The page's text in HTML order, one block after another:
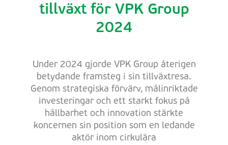
tillväxt för VPK Group
2024
Under 2024 gjorde VPK Group återigen
betydande framsteg i sin tillväxtresa.
Genom strategiska förvärv, målinriktade
investeringar och ett starkt fokus på
hållbarhet och innovation stärkte
koncernen sin position som en ledande
aktör inom cirkulära